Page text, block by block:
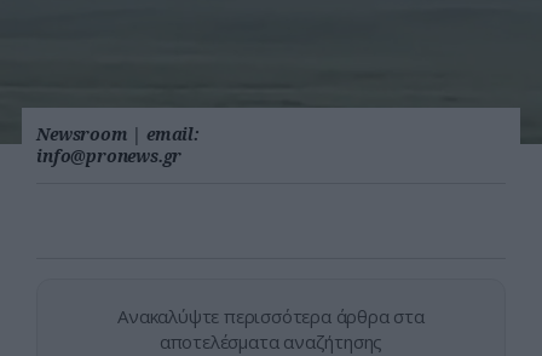
Newsroom | email:
info@pronews.gr
Ανακαλύψτε περισσότερα άρθρα στα
αποτελέσματα αναζήτησης